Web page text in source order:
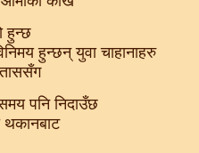
हुन्छ
हुन्छन् युवा चाहानाहरु
पनि निदाउँछ
थकानबाट